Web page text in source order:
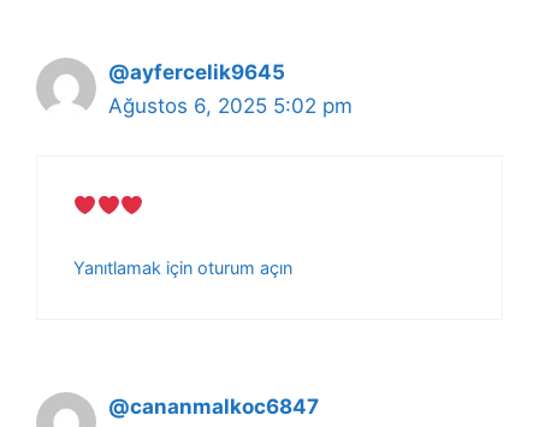
@ayfercelik9645
Ağustos 6, 2025 5:02 pm
Yanıtlamak için oturum açın
@cananmalkoc6847